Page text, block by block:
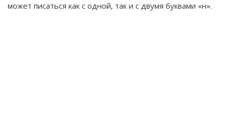
может писаться как с одной, так и с двумя буквами «н».